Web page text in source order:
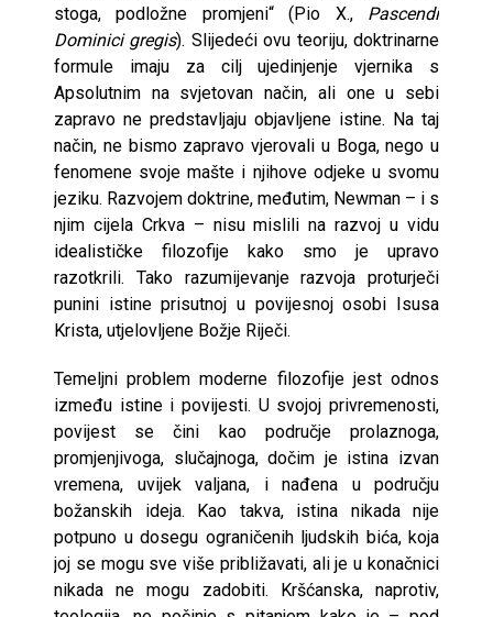
stoga, podložne promjeni“ (Pio X., Pascendi
Dominici gregis). Slijedeći ovu teoriju, doktrinarne
formule imaju za cilj ujedinjenje vjernika s
Apsolutnim na svjetovan način, ali one u sebi
zapravo ne predstavljaju objavljene istine. Na taj
način, ne bismo zapravo vjerovali u Boga, nego u
fenomene svoje mašte i njihove odjeke u svomu
jeziku. Razvojem doktrine, međutim, Newman – i s
njim cijela Crkva – nisu mislili na razvoj u vidu
idealističke filozofije kako smo je upravo
razotkrili. Tako razumijevanje razvoja proturječi
punini istine prisutnoj u povijesnoj osobi Isusa
Krista, utjelovljene Božje Riječi.
Temeljni problem moderne filozofije jest odnos
između istine i povijesti. U svojoj privremenosti,
povijest se čini kao područje prolaznoga,
promjenjivoga, slučajnoga, dočim je istina izvan
vremena, uvijek valjana, i nađena u području
božanskih ideja. Kao takva, istina nikada nije
potpuno u dosegu ograničenih ljudskih bića, koja
joj se mogu sve više približavati, ali je u konačnici
nikada ne mogu zadobiti. Kršćanska, naprotiv,